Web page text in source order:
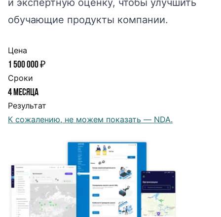
и экспертную оценку, чтобы улучшить
обучающие продукты компании.
Цена
1 500 000 ₽
Сроки
4 месяца
Результат
К сожалению, не можем показать — NDA.